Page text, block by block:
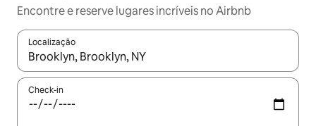
Encontre e reserve lugares incríveis no Airbnb
Localização
Quando os resultados estiverem disponíveis, explore-os
Check-in